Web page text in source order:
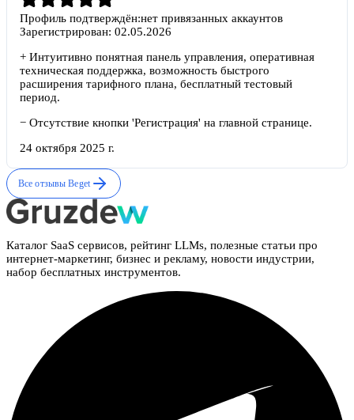
Профиль подтверждён:нет привязанных аккаунтов
Зарегистрирован: 02.05.2026
+ Интуитивно понятная панель управления, оперативная
техническая поддержка, возможность быстрого
расширения тарифного плана, бесплатный тестовый
период.
− Отсутствие кнопки 'Регистрация' на главной странице.
24 октября 2025 г.
Все отзывыBeget
Каталог SaaS сервисов, рейтинг LLMs, полезные статьи про
интернет-маркетинг, бизнес и рекламу, новости индустрии,
набор бесплатных инструментов.